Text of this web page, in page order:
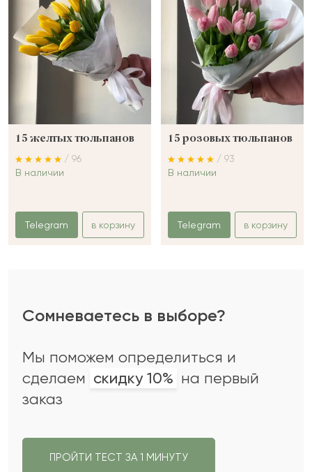
15 желтых тюльпанов
/ 96
В наличии
Telegram в корзину
15 розовых тюльпанов
/ 93
В наличии
Telegram в корзину
Сомневаетесь в выборе?
Мы поможем определиться и
сделаем скидку 10% на первый
заказ
ПРОЙТИ ТЕСТ ЗА 1 МИНУТУ